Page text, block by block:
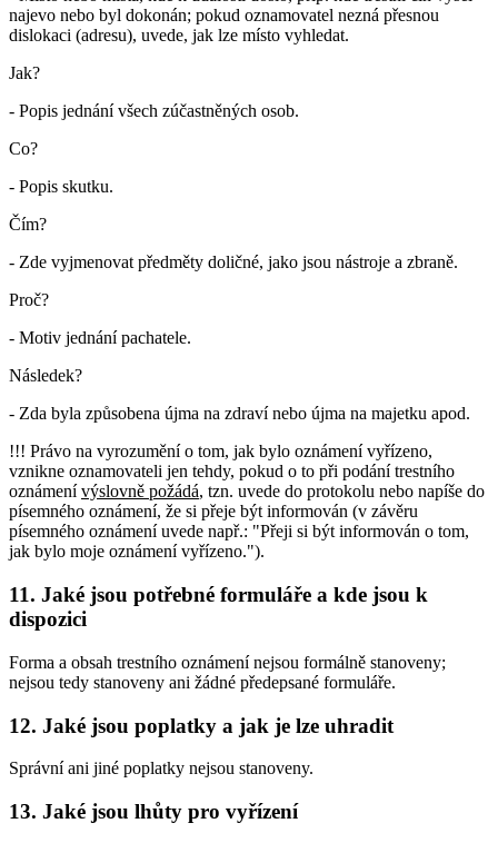
najevo nebo byl dokonán; pokud oznamovatel nezná přesnou
dislokaci (adresu), uvede, jak lze místo vyhledat.
Jak?
- Popis jednání všech zúčastněných osob.
Co?
- Popis skutku.
Čím?
- Zde vyjmenovat předměty doličné, jako jsou nástroje a zbraně.
Proč?
- Motiv jednání pachatele.
Následek?
- Zda byla způsobena újma na zdraví nebo újma na majetku apod.
!!! Právo na vyrozumění o tom, jak bylo oznámení vyřízeno,
vznikne oznamovateli jen tehdy, pokud o to při podání trestního
oznámenívýslovně požádá, tzn. uvede do protokolu nebo napíše do
písemného oznámení, že si přeje být informován (v závěru
písemného oznámení uvede např.: "Přeji si být informován o tom,
jak bylo moje oznámení vyřízeno.").
11. Jaké jsou potřebné formuláře a kde jsou k
dispozici
Forma a obsah trestního oznámení nejsou formálně stanoveny;
nejsou tedy stanoveny ani žádné předepsané formuláře.
12. Jaké jsou poplatky a jak je lze uhradit
Správní ani jiné poplatky nejsou stanoveny.
13. Jaké jsou lhůty pro vyřízení